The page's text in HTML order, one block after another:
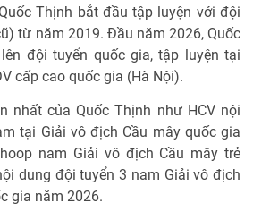
Thịnh bắt đầu tập luyện với đội
từ năm 2019. Đầu năm 2026, Quốc
đội tuyển quốc gia, tập luyện tại
cấp cao quốc gia (Hà Nội).
nhất của Quốc Thịnh như HCV nội
tại Giải vô địch Cầu mây quốc gia
nam Giải vô địch Cầu mây trẻ
dung đội tuyển 3 nam Giải vô địch
gia năm 2026.